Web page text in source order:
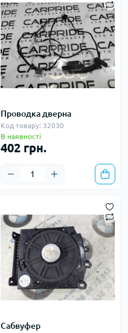
Проводка дверна
Код товару: 32030
В наявності
402 грн.
Сабвуфер